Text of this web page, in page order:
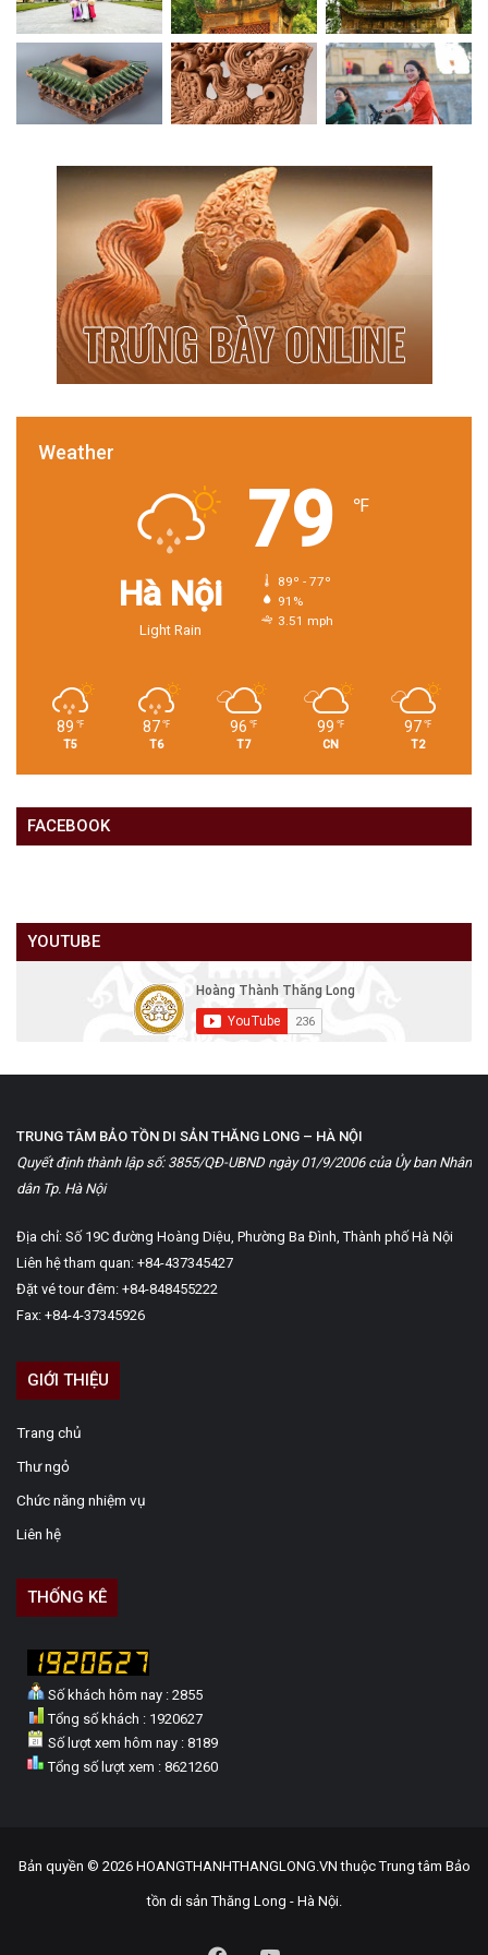
Weather
Hà Nội
Light Rain
79 ℉
89º - 77º
91%
3.51 mph
89 ℉
T5
87 ℉
T6
96 ℉
T7
99 ℉
CN
97 ℉
T2
FACEBOOK
YOUTUBE
TRUNG TÂM BẢO TỒN DI SẢN THĂNG LONG – HÀ NỘI
Quyết định thành lập số: 3855/QĐ-UBND ngày 01/9/2006 của Ủy ban Nhân
dân Tp. Hà Nội
Địa chỉ: Số 19C đường Hoàng Diệu, Phường Ba Đình, Thành phố Hà Nội
Liên hệ tham quan: +84-437345427
Đặt vé tour đêm: +84-848455222
Fax: +84-4-37345926
GIỚI THIỆU
Trang chủ
Thư ngỏ
Chức năng nhiệm vụ
Liên hệ
THỐNG KÊ
Số khách hôm nay : 2855
Tổng số khách : 1920627
Số lượt xem hôm nay : 8189
Tổng số lượt xem : 8621260
Bản quyền © 2026 HOANGTHANHTHANGLONG.VN thuộc Trung tâm Bảo
tồn di sản Thăng Long - Hà Nội.